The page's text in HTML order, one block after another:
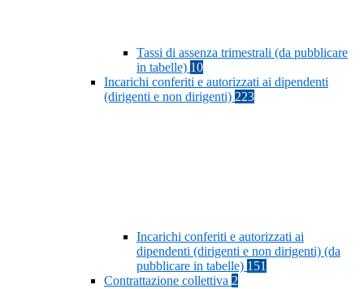
Tassi di assenza trimestrali (da pubblicare
in tabelle) 10
Incarichi conferiti e autorizzati ai dipendenti
(dirigenti e non dirigenti) 223
Incarichi conferiti e autorizzati ai
dipendenti (dirigenti e non dirigenti) (da
pubblicare in tabelle) 151
Contrattazione collettiva 2